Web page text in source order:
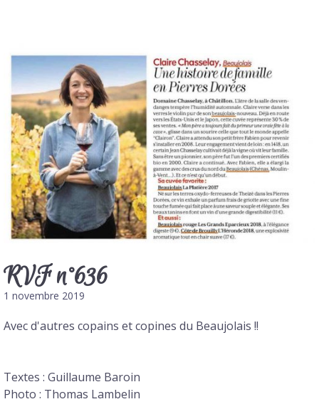
RVF n°636
1 novembre 2019
Avec d'autres copains et copines du Beaujolais !!
Textes : Guillaume Baroin
Photo : Thomas Lambelin